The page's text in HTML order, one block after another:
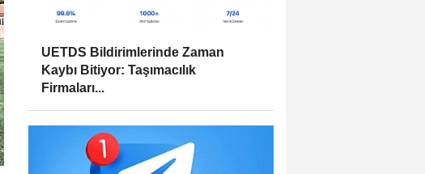
UETDS Bildirimlerinde Zaman
Kaybı Bitiyor: Taşımacılık
Firmaları...